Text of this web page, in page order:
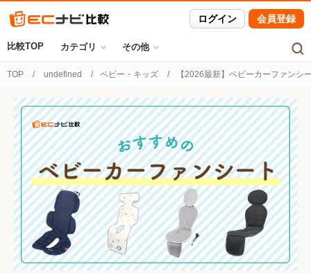
ログイン 会員登録
比較TOP カテゴリ その他
TOP undefined ベビー・キッズ 【2026最新】ベビーカーファンシ